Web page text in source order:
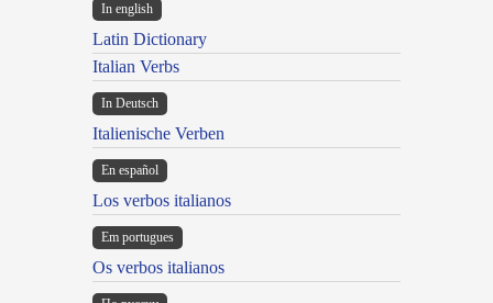
In english
Latin Dictionary
Italian Verbs
In Deutsch
Italienische Verben
En español
Los verbos italianos
Em portugues
Os verbos italianos